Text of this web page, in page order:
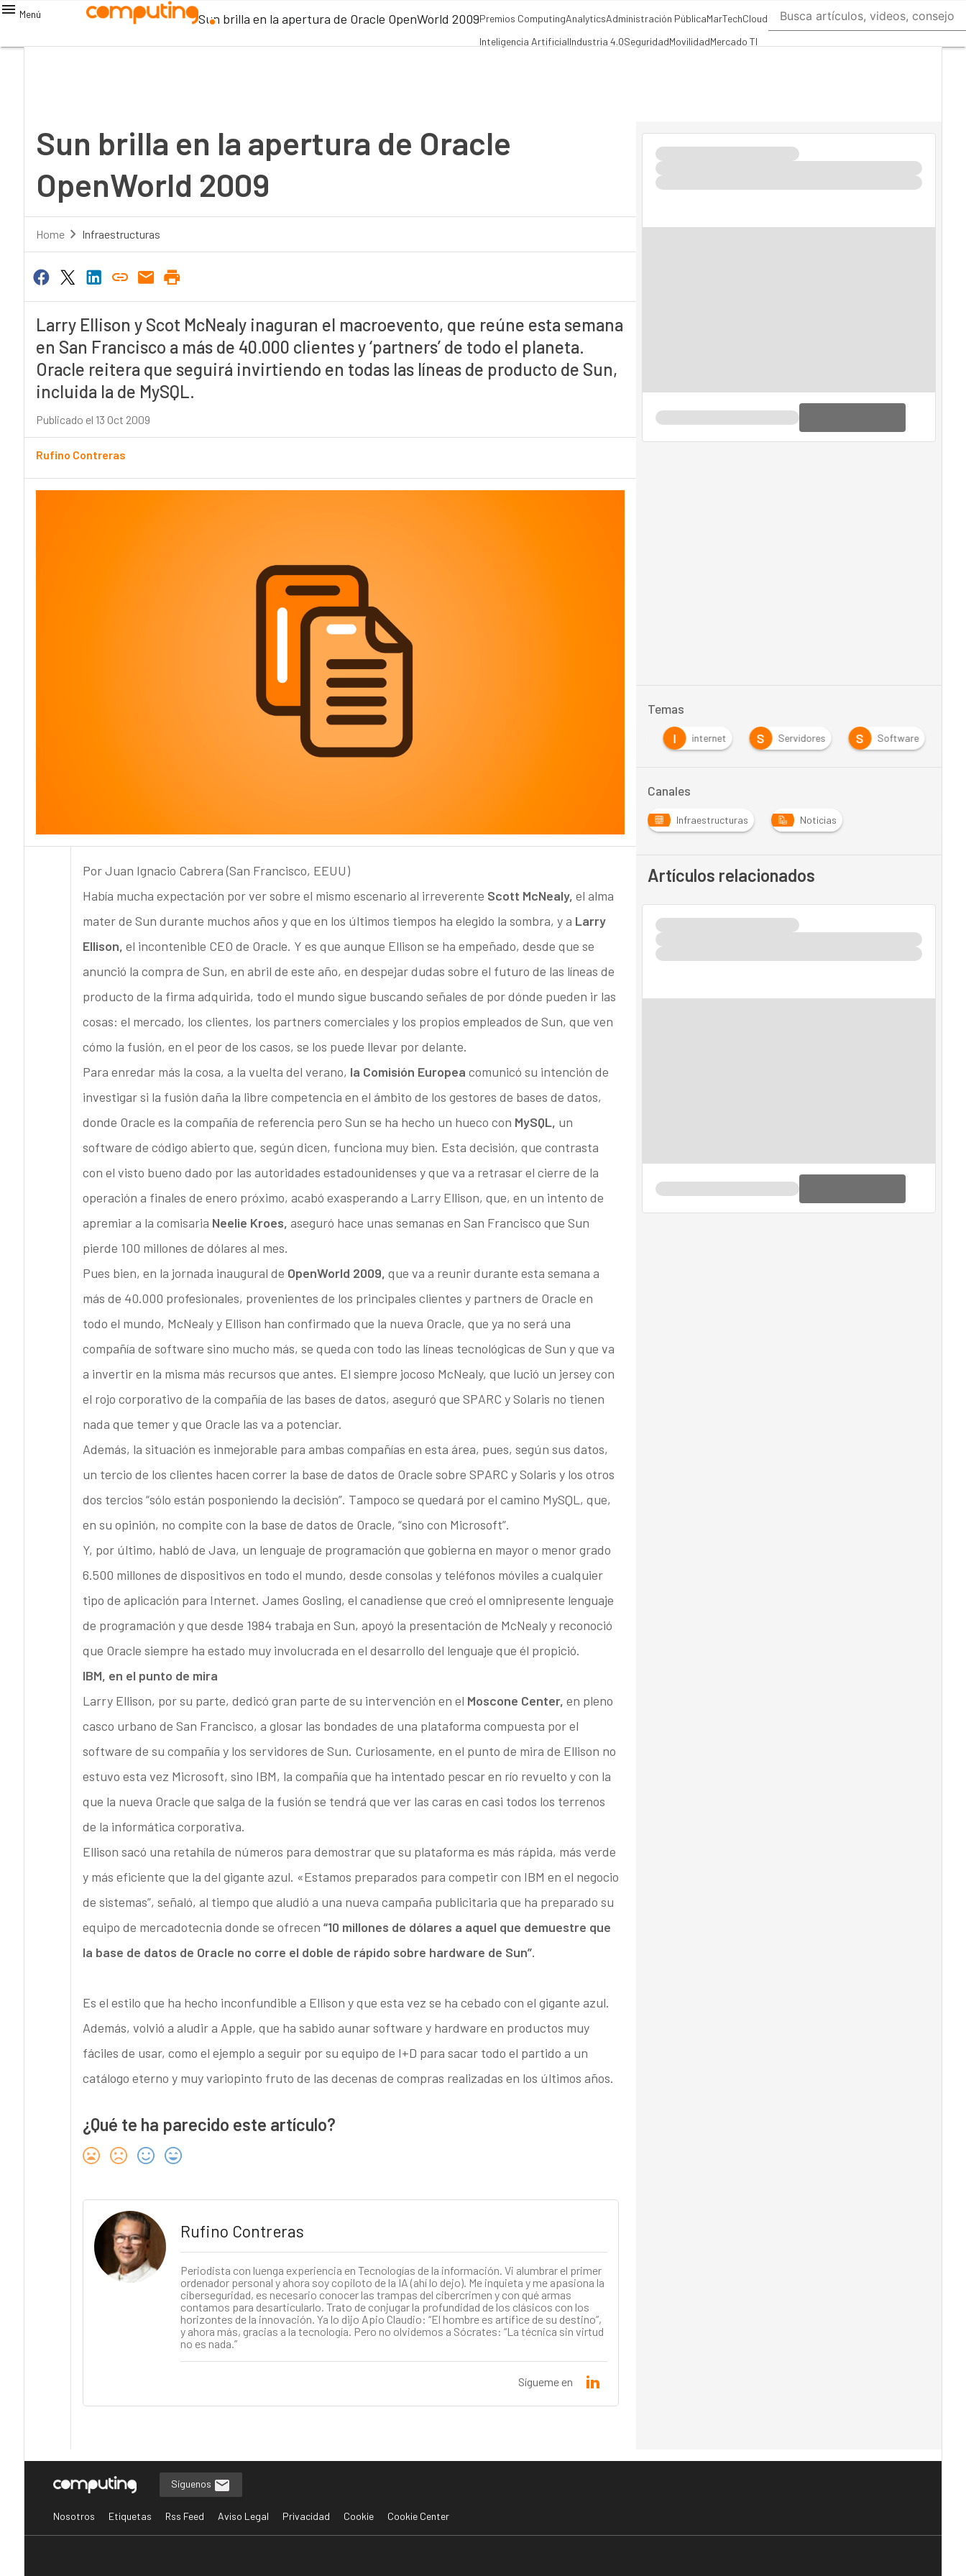
Menú Sun brilla en la apertura de Oracle OpenWorld 2009Premios ComputingAnalyticsAdministración PúblicaMarTechCloud
Inteligencia ArtificialIndustria 4.0SeguridadMovilidadMercado TI
Sun brilla en la apertura de Oracle
OpenWorld 2009
Home Infraestructuras
Larry Ellison y Scot McNealy inaguran el macroevento, que reúne esta semana
en San Francisco a más de 40.000 clientes y ‘partners’ de todo el planeta.
Oracle reitera que seguirá invirtiendo en todas las líneas de producto de Sun,
incluida la de MySQL.
Publicado el 13 Oct 2009
Rufino Contreras
Por Juan Ignacio Cabrera (San Francisco, EEUU)
Había mucha expectación por ver sobre el mismo escenario al irreverente Scott McNealy, el alma
mater de Sun durante muchos años y que en los últimos tiempos ha elegido la sombra, y a Larry
Ellison, el incontenible CEO de Oracle. Y es que aunque Ellison se ha empeñado, desde que se
anunció la compra de Sun, en abril de este año, en despejar dudas sobre el futuro de las líneas de
producto de la firma adquirida, todo el mundo sigue buscando señales de por dónde pueden ir las
cosas: el mercado, los clientes, los partners comerciales y los propios empleados de Sun, que ven
cómo la fusión, en el peor de los casos, se los puede llevar por delante.
Para enredar más la cosa, a la vuelta del verano, la Comisión Europea comunicó su intención de
investigar si la fusión daña la libre competencia en el ámbito de los gestores de bases de datos,
donde Oracle es la compañía de referencia pero Sun se ha hecho un hueco con MySQL, un
software de código abierto que, según dicen, funciona muy bien. Esta decisión, que contrasta
con el visto bueno dado por las autoridades estadounidenses y que va a retrasar el cierre de la
operación a finales de enero próximo, acabó exasperando a Larry Ellison, que, en un intento de
apremiar a la comisaria Neelie Kroes, aseguró hace unas semanas en San Francisco que Sun
pierde 100 millones de dólares al mes.
Pues bien, en la jornada inaugural de OpenWorld 2009, que va a reunir durante esta semana a
más de 40.000 profesionales, provenientes de los principales clientes y partners de Oracle en
todo el mundo, McNealy y Ellison han confirmado que la nueva Oracle, que ya no será una
compañía de software sino mucho más, se queda con todo las líneas tecnológicas de Sun y que va
a invertir en la misma más recursos que antes. El siempre jocoso McNealy, que lució un jersey con
el rojo corporativo de la compañía de las bases de datos, aseguró que SPARC y Solaris no tienen
nada que temer y que Oracle las va a potenciar.
Además, la situación es inmejorable para ambas compañías en esta área, pues, según sus datos,
un tercio de los clientes hacen correr la base de datos de Oracle sobre SPARC y Solaris y los otros
dos tercios “sólo están posponiendo la decisión”. Tampoco se quedará por el camino MySQL, que,
en su opinión, no compite con la base de datos de Oracle, “sino con Microsoft”.
Y, por último, habló de Java, un lenguaje de programación que gobierna en mayor o menor grado
6.500 millones de dispositivos en todo el mundo, desde consolas y teléfonos móviles a cualquier
tipo de aplicación para Internet. James Gosling, el canadiense que creó el omnipresente lenguaje
de programación y que desde 1984 trabaja en Sun, apoyó la presentación de McNealy y reconoció
que Oracle siempre ha estado muy involucrada en el desarrollo del lenguaje que él propició.
IBM, en el punto de mira
Larry Ellison, por su parte, dedicó gran parte de su intervención en el Moscone Center, en pleno
casco urbano de San Francisco, a glosar las bondades de una plataforma compuesta por el
software de su compañía y los servidores de Sun. Curiosamente, en el punto de mira de Ellison no
estuvo esta vez Microsoft, sino IBM, la compañía que ha intentado pescar en río revuelto y con la
que la nueva Oracle que salga de la fusión se tendrá que ver las caras en casi todos los terrenos
de la informática corporativa.
Ellison sacó una retahíla de números para demostrar que su plataforma es más rápida, más verde
y más eficiente que la del gigante azul. «Estamos preparados para competir con IBM en el negocio
de sistemas”, señaló, al tiempo que aludió a una nueva campaña publicitaria que ha preparado su
equipo de mercadotecnia donde se ofrecen “10 millones de dólares a aquel que demuestre que
la base de datos de Oracle no corre el doble de rápido sobre hardware de Sun”.
Es el estilo que ha hecho inconfundible a Ellison y que esta vez se ha cebado con el gigante azul.
Además, volvió a aludir a Apple, que ha sabido aunar software y hardware en productos muy
fáciles de usar, como el ejemplo a seguir por su equipo de I+D para sacar todo el partido a un
catálogo eterno y muy variopinto fruto de las decenas de compras realizadas en los últimos años.
¿Qué te ha parecido este artículo?
Rufino Contreras
Periodista con luenga experiencia en Tecnologías de la información. Vi alumbrar el primer
ordenador personal y ahora soy copiloto de la IA (ahí lo dejo). Me inquieta y me apasiona la
ciberseguridad, es necesario conocer las trampas del cibercrimen y con qué armas
contamos para desarticularlo. Trato de conjugar la profundidad de los clásicos con los
horizontes de la innovación. Ya lo dijo Apio Claudio: “El hombre es artífice de su destino”,
y ahora más, gracias a la tecnología. Pero no olvidemos a Sócrates: “La técnica sin virtud
no es nada.”
Sígueme en
Temas
I internet S Servidores S Software
Canales
Infraestructuras Noticias
Artículos relacionados
Síguenos
Nosotros Etiquetas Rss Feed Aviso Legal Privacidad Cookie Cookie Center